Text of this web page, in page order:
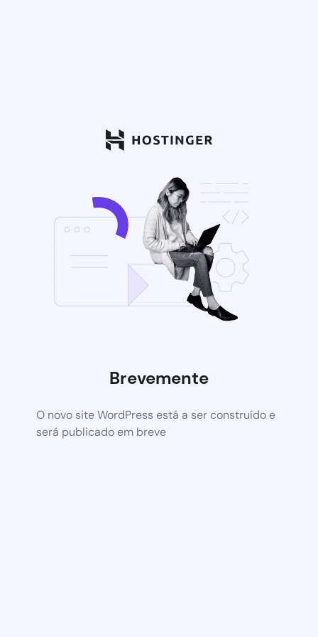
Brevemente
O novo site WordPress está a ser construído e
será publicado em breve